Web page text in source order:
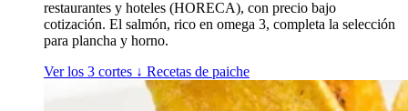
restaurantes y hoteles (HORECA), con precio bajo
cotización. El salmón, rico en omega 3, completa la selección
para plancha y horno.
Ver los 3 cortes ↓ Recetas de paiche